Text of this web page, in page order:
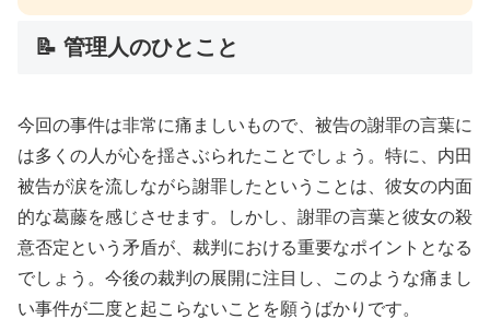
📝 管理人のひとこと
今回の事件は非常に痛ましいもので、被告の謝罪の言葉に
は多くの人が心を揺さぶられたことでしょう。特に、内田
被告が涙を流しながら謝罪したということは、彼女の内面
的な葛藤を感じさせます。しかし、謝罪の言葉と彼女の殺
意否定という矛盾が、裁判における重要なポイントとなる
でしょう。今後の裁判の展開に注目し、このような痛まし
い事件が二度と起こらないことを願うばかりです。